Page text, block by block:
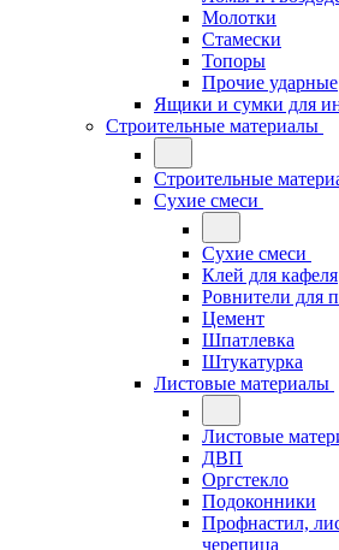
Молотки
Стамески
Топоры
Прочие ударные
Ящики и сумки для
Строительные материалы
Строительные
Сухие смеси
Сухие смеси
Клей для кафеля
Ровнители для
Цемент
Шпатлевка
Штукатурка
Листовые материалы
Листовые
ДВП
Оргстекло
Подоконники
Профнастил,
черепица